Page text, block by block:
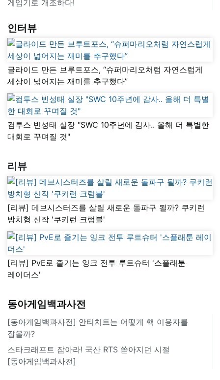
게임기로 개조하다!
인터뷰
글라이드 만든 브루트포스, “슈퍼마리오처럼 자연스럽게
세상이 넓어지는 재미를 추구했다”
컴투스 빈성태 실장 "SWC 10주년에 감사.. 올해 더 특별한
대회로 꾸며질 것"
리뷰
[리뷰] 데브시스터즈를 살릴 새로운 돌파구 될까? 쿠키런
방치형 신작 '쿠키런 크럼블'
[리뷰] PvE로 즐기는 잉크 전투 루트슈터 '스플래툰
레이더스'
동아게임백과사전
[동아게임백과사전] 안티치트는 어떻게 핵 이용자를
잡을까?
스타크래프트 잡아라! 국산 RTS 쏟아지던 시절
[동아게임백과사전]